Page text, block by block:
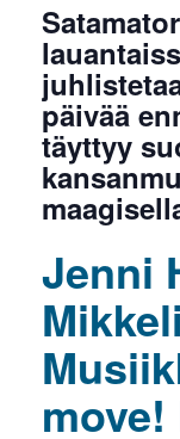
päivää
täyttyy
Jenni